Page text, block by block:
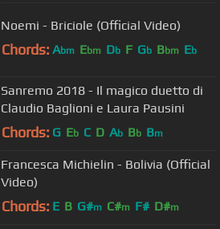
Noemi - Briciole (Official Video)
Chords: Abm Ebm Db F Gb Bbm Eb
Sanremo 2018 - Il magico duetto di
Claudio Baglioni e Laura Pausini
Chords: G Eb C D Ab Bb Bm
Francesca Michielin - Bolivia (Official
Video)
Chords: E B G#m C#m F# D#m